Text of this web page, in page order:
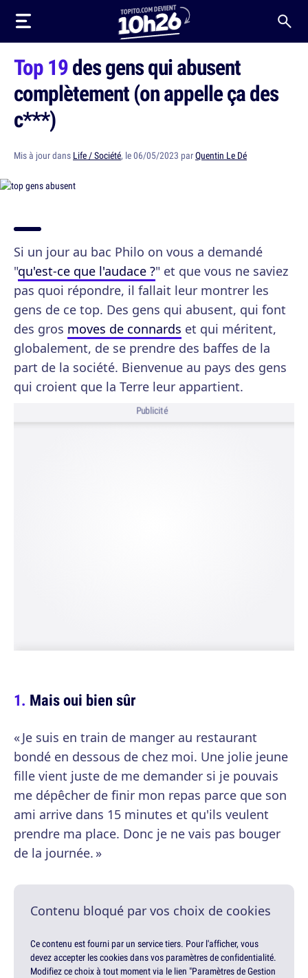
Top 19des gens qui abusent
complètement (on appelle ça des
c***)
Mis à jour dans Life / Société, le 06/05/2023 parQuentin Le Dé
Si un jour au bac Philo on vous a demandé
"qu'est-ce que l'audace ?" et que vous ne saviez
pas quoi répondre, il fallait leur montrer les
gens de ce top. Des gens qui abusent, qui font
des gros moves de connards et qui méritent,
globalement, de se prendre des baffes de la
part de la société. Bienvenue au pays des gens
qui croient que la Terre leur appartient.
Publicité
Mais oui bien sûr
« Je suis en train de manger au restaurant
bondé en dessous de chez moi. Une jolie jeune
fille vient juste de me demander si je pouvais
me dépêcher de finir mon repas parce que son
ami arrive dans 15 minutes et qu'ils veulent
prendre ma place. Donc je ne vais pas bouger
de la journée. »
Contenu bloqué par vos choix de cookies
Ce contenu est fourni par un service tiers. Pour l'afficher, vous
devez accepter les cookies dans vos paramètres de confidentialité.
Modifiez ce choix à tout moment via le lien "Paramètres de Gestion